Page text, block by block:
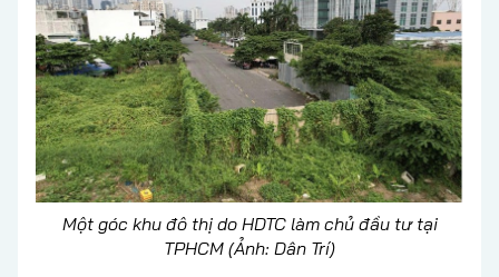
Một góc khu đô thị do HDTC làm chủ đầu tư tại
TPHCM (Ảnh: Dân Trí)